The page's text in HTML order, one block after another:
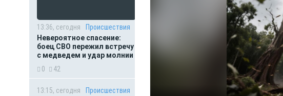
13:36, сегодня
Происшествия
Невероятное спасение:
боец СВО пережил встречу
с медведем и удар молнии
0
42
13:15, сегодня
Происшествия